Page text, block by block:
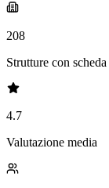
208
Strutture con
4.7
Valutazione media